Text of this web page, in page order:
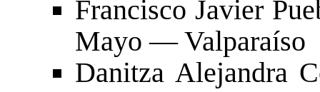
Francisco Javier
Mayo — Valparaíso
Danitza Alejandra